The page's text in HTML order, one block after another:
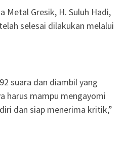
Metal Gresik, H. Suluh Hadi,
selesai dilakukan melalui
suara dan diambil yang
harus mampu mengayomi
dan siap menerima kritik,”